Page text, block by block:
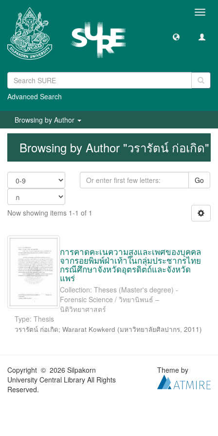
Advanced Search
Browsing by Author
Browsing by Author "วรารัตน์ ก่อเกิด"
Go
Now showing items 1-1 of 1
การคาดคะเนความสูงและเพศของบุคคล
จากรอยพิมพ์ฝ่าเท้าในกลุ่มประชากรไทย
กรณีศึกษาจังหวัดอุตรดิตถ์และจังหวัด
แพร่
Collection: Theses (Master's degree) -
Forensic Science / วิทยานิพนธ์ –
นิติวิทยาศาสตร์
Type: Thesis
วรารัตน์ ก่อเกิด; Wararat Kowkerd (มหาวิทยาลัยศิลปากร, 2011)
Copyright © 2026 Silpakorn
University Central Library All Rights
Reserved.
Theme by